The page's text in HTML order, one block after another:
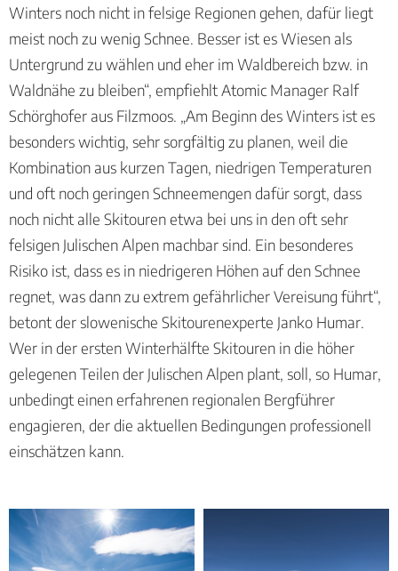
Winters noch nicht in felsige Regionen gehen, dafür liegt
meist noch zu wenig Schnee. Besser ist es Wiesen als
Untergrund zu wählen und eher im Waldbereich bzw. in
Waldnähe zu bleiben“, empfiehlt Atomic Manager Ralf
Schörghofer aus Filzmoos. „Am Beginn des Winters ist es
besonders wichtig, sehr sorgfältig zu planen, weil die
Kombination aus kurzen Tagen, niedrigen Temperaturen
und oft noch geringen Schneemengen dafür sorgt, dass
noch nicht alle Skitouren etwa bei uns in den oft sehr
felsigen Julischen Alpen machbar sind. Ein besonderes
Risiko ist, dass es in niedrigeren Höhen auf den Schnee
regnet, was dann zu extrem gefährlicher Vereisung führt“,
betont der slowenische Skitourenexperte Janko Humar.
Wer in der ersten Winterhälfte Skitouren in die höher
gelegenen Teilen der Julischen Alpen plant, soll, so Humar,
unbedingt einen erfahrenen regionalen Bergführer
engagieren, der die aktuellen Bedingungen professionell
einschätzen kann.